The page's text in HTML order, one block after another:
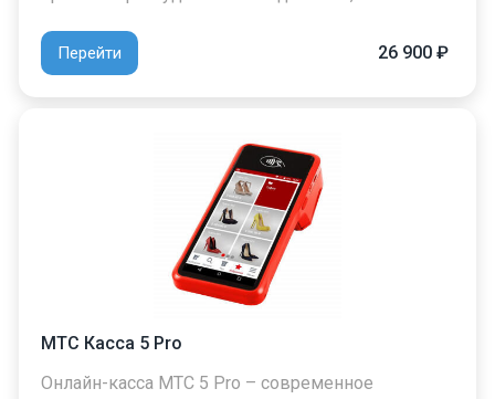
Перейти 26 900 ₽
МТС Касса 5 Pro
Онлайн-касса МТС 5 Pro – современное